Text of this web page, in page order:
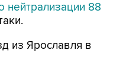
нейтрализации 88
из Ярославля в